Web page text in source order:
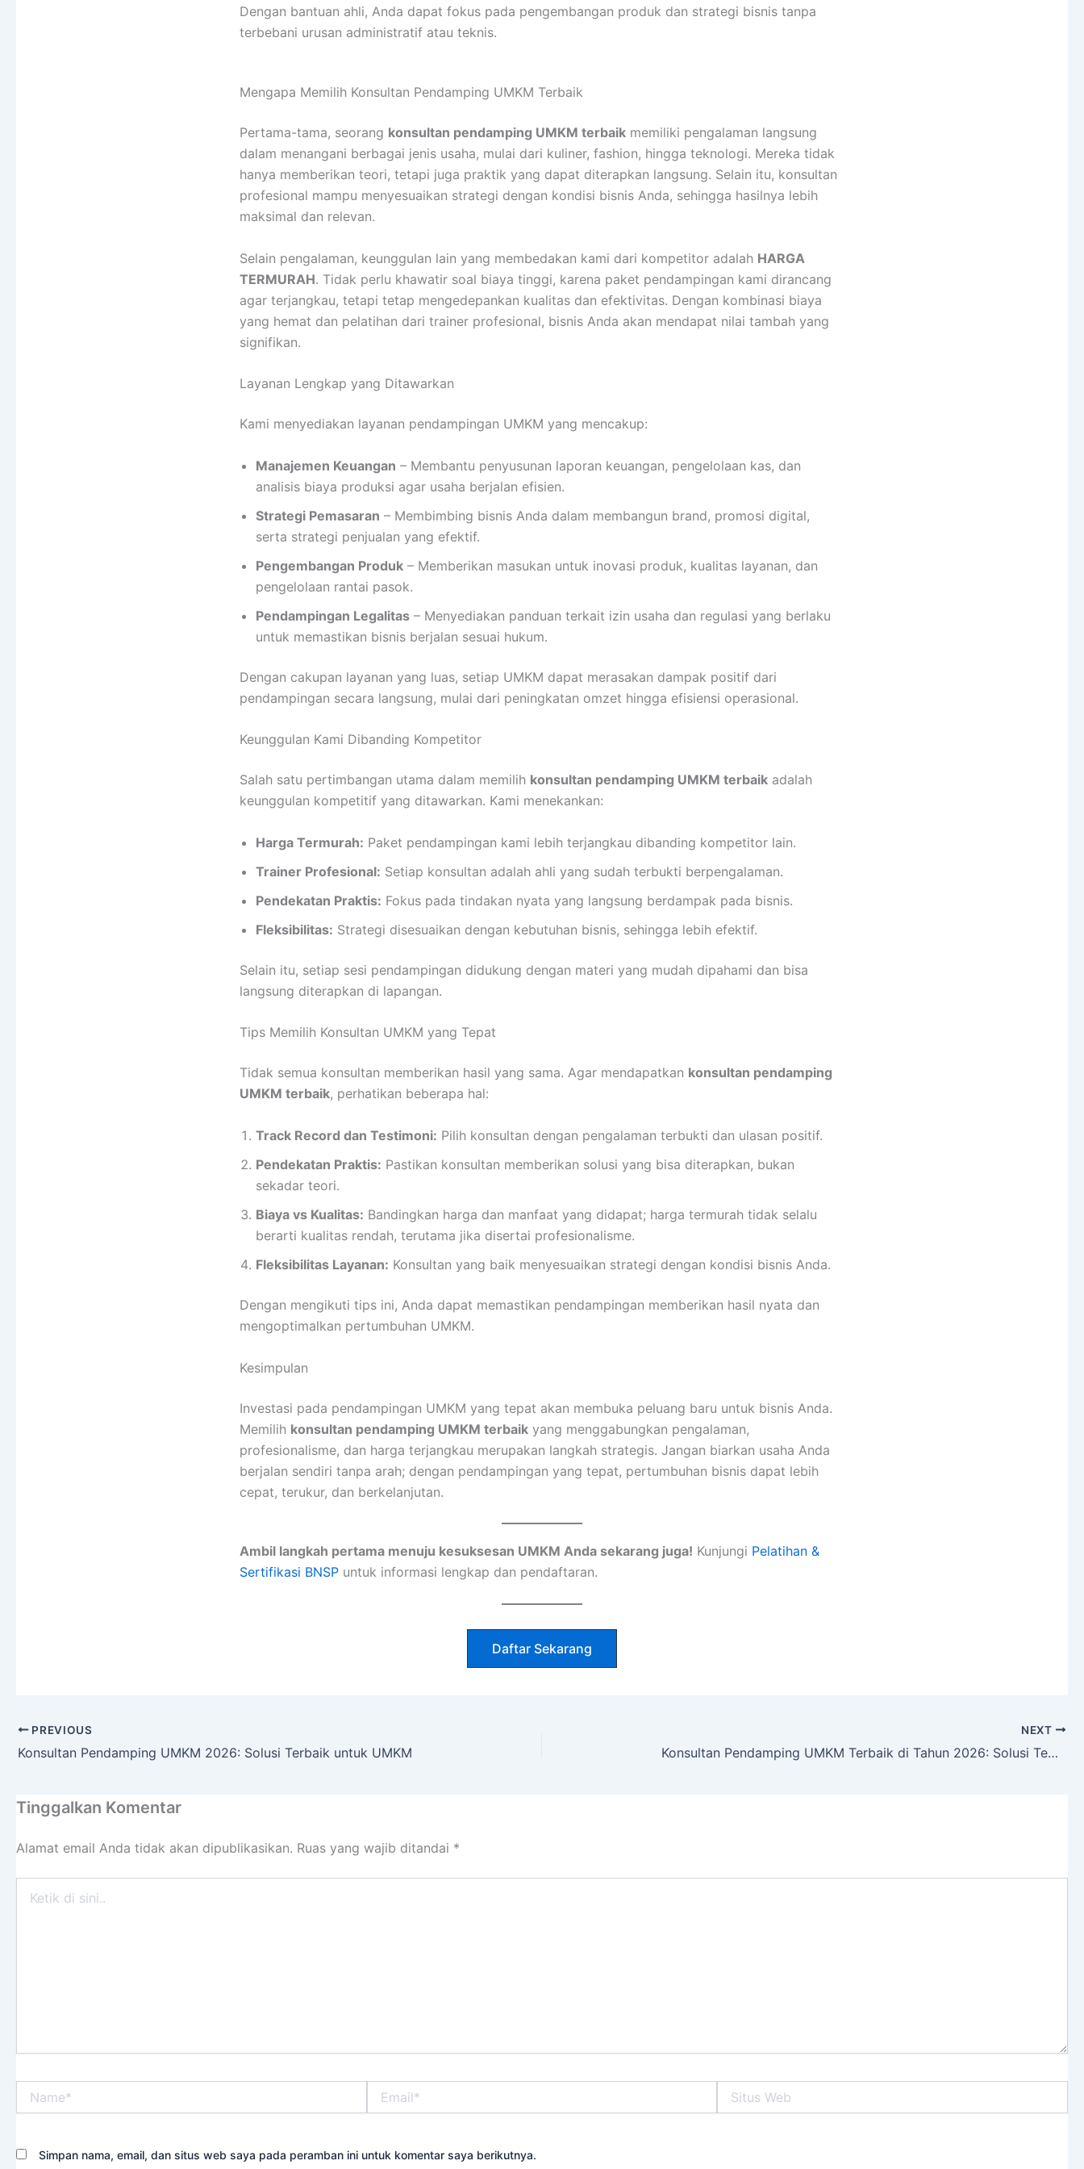
Dengan bantuan ahli, Anda dapat fokus pada pengembangan produk dan strategi bisnis tanpa
terbebani urusan administratif atau teknis.
Mengapa Memilih Konsultan Pendamping UMKM Terbaik
Pertama-tama, seorang konsultan pendamping UMKM terbaik memiliki pengalaman langsung
dalam menangani berbagai jenis usaha, mulai dari kuliner, fashion, hingga teknologi. Mereka tidak
hanya memberikan teori, tetapi juga praktik yang dapat diterapkan langsung. Selain itu, konsultan
profesional mampu menyesuaikan strategi dengan kondisi bisnis Anda, sehingga hasilnya lebih
maksimal dan relevan.
Selain pengalaman, keunggulan lain yang membedakan kami dari kompetitor adalah HARGA
TERMURAH. Tidak perlu khawatir soal biaya tinggi, karena paket pendampingan kami dirancang
agar terjangkau, tetapi tetap mengedepankan kualitas dan efektivitas. Dengan kombinasi biaya
yang hemat dan pelatihan dari trainer profesional, bisnis Anda akan mendapat nilai tambah yang
signifikan.
Layanan Lengkap yang Ditawarkan
Kami menyediakan layanan pendampingan UMKM yang mencakup:
Manajemen Keuangan – Membantu penyusunan laporan keuangan, pengelolaan kas, dan
analisis biaya produksi agar usaha berjalan efisien.
Strategi Pemasaran – Membimbing bisnis Anda dalam membangun brand, promosi digital,
serta strategi penjualan yang efektif.
Pengembangan Produk – Memberikan masukan untuk inovasi produk, kualitas layanan, dan
pengelolaan rantai pasok.
Pendampingan Legalitas – Menyediakan panduan terkait izin usaha dan regulasi yang berlaku
untuk memastikan bisnis berjalan sesuai hukum.
Dengan cakupan layanan yang luas, setiap UMKM dapat merasakan dampak positif dari
pendampingan secara langsung, mulai dari peningkatan omzet hingga efisiensi operasional.
Keunggulan Kami Dibanding Kompetitor
Salah satu pertimbangan utama dalam memilih konsultan pendamping UMKM terbaik adalah
keunggulan kompetitif yang ditawarkan. Kami menekankan:
Harga Termurah: Paket pendampingan kami lebih terjangkau dibanding kompetitor lain.
Trainer Profesional: Setiap konsultan adalah ahli yang sudah terbukti berpengalaman.
Pendekatan Praktis: Fokus pada tindakan nyata yang langsung berdampak pada bisnis.
Fleksibilitas: Strategi disesuaikan dengan kebutuhan bisnis, sehingga lebih efektif.
Selain itu, setiap sesi pendampingan didukung dengan materi yang mudah dipahami dan bisa
langsung diterapkan di lapangan.
Tips Memilih Konsultan UMKM yang Tepat
Tidak semua konsultan memberikan hasil yang sama. Agar mendapatkan konsultan pendamping
UMKM terbaik, perhatikan beberapa hal:
Track Record dan Testimoni: Pilih konsultan dengan pengalaman terbukti dan ulasan positif.
Pendekatan Praktis: Pastikan konsultan memberikan solusi yang bisa diterapkan, bukan
sekadar teori.
Biaya vs Kualitas: Bandingkan harga dan manfaat yang didapat; harga termurah tidak selalu
berarti kualitas rendah, terutama jika disertai profesionalisme.
Fleksibilitas Layanan: Konsultan yang baik menyesuaikan strategi dengan kondisi bisnis Anda.
Dengan mengikuti tips ini, Anda dapat memastikan pendampingan memberikan hasil nyata dan
mengoptimalkan pertumbuhan UMKM.
Kesimpulan
Investasi pada pendampingan UMKM yang tepat akan membuka peluang baru untuk bisnis Anda.
Memilih konsultan pendamping UMKM terbaik yang menggabungkan pengalaman,
profesionalisme, dan harga terjangkau merupakan langkah strategis. Jangan biarkan usaha Anda
berjalan sendiri tanpa arah; dengan pendampingan yang tepat, pertumbuhan bisnis dapat lebih
cepat, terukur, dan berkelanjutan.
Ambil langkah pertama menuju kesuksesan UMKM Anda sekarang juga! Kunjungi Pelatihan &
Sertifikasi BNSP untuk informasi lengkap dan pendaftaran.
Daftar Sekarang
PREVIOUS
Konsultan Pendamping UMKM 2026: Solusi Terbaik untuk UMKM
NEXT
Konsultan Pendamping UMKM Terbaik di Tahun 2026: Solusi Tepat untuk Pertumbuhan Bisnis Anda
Tinggalkan Komentar
Alamat email Anda tidak akan dipublikasikan. Ruas yang wajib ditandai *
Web
Simpan nama, email, dan situs web saya pada peramban ini untuk komentar saya berikutnya.